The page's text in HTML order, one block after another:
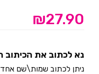
₪27.90
נא לכתוב את הכיתוב
ניתן לכתוב שמות\שם